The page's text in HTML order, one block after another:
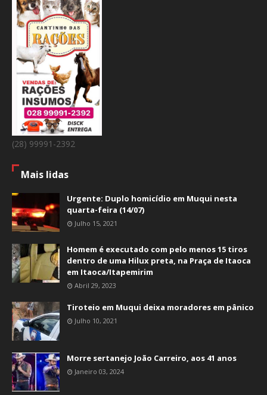
(28) 99991-2392
Mais lidas
Urgente: Duplo homicídio em Muqui nesta
quarta-feira (14/07)
Julho 15, 2021
Homem é executado com pelo menos 15 tiros
dentro de uma Hilux preta, na Praça de Itaoca
em Itaoca/Itapemirim
Abril 29, 2023
Tiroteio em Muqui deixa moradores em pânico
Julho 10, 2021
Morre sertanejo João Carreiro, aos 41 anos
Janeiro 03, 2024